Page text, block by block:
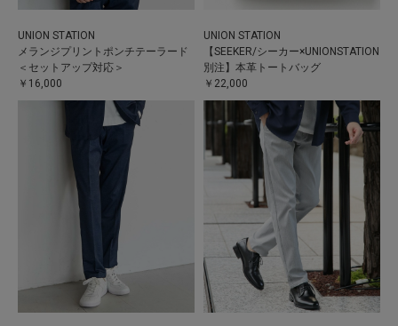
UNION STATION
メランジプリントポンチテーラード
＜セットアップ対応＞
￥16,000
UNION STATION
【SEEKER/シーカー×UNIONSTATION
別注】本革トートバッグ
￥22,000